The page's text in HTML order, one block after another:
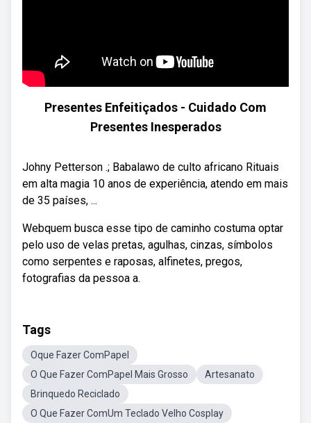
Presentes Enfeitiçados - Cuidado Com
Presentes Inesperados
Johny Petterson .; Babalawo de culto africano Rituais
em alta magia 10 anos de experiência, atendo em mais
de 35 países, ...
Webquem busca esse tipo de caminho costuma optar
pelo uso de velas pretas, agulhas, cinzas, símbolos
como serpentes e raposas, alfinetes, pregos,
fotografias da pessoa a.
Tags
Oque Fazer ComPapel
O Que Fazer ComPapel Mais Grosso
Artesanato
Brinquedo Reciclado
O Que Fazer ComUm Teclado Velho Cosplay